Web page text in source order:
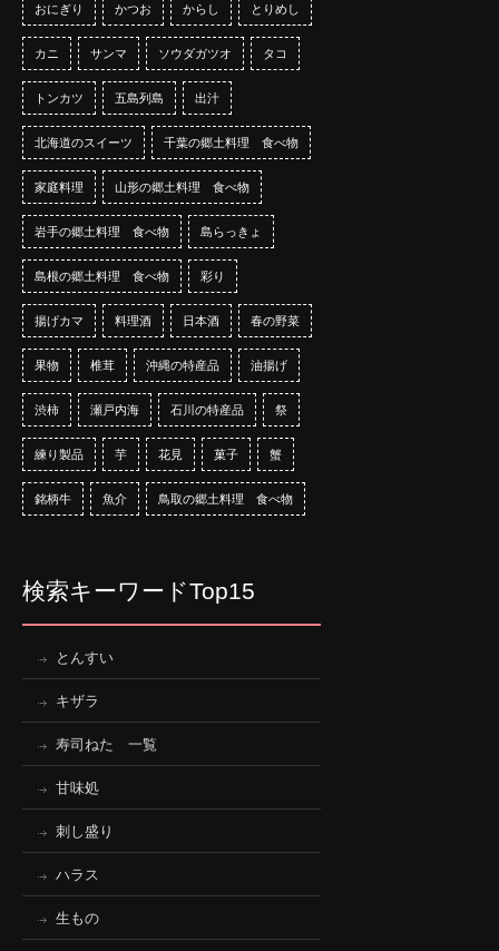
おにぎり かつお からし とりめし
カニ サンマ ソウダガツオ タコ
トンカツ 五島列島 出汁
北海道のスイーツ 千葉の郷土料理 食べ物
家庭料理 山形の郷土料理 食べ物
岩手の郷土料理 食べ物 島らっきょ
島根の郷土料理 食べ物 彩り
揚げカマ 料理酒 日本酒 春の野菜
果物 椎茸 沖縄の特産品 油揚げ
渋柿 瀬戸内海 石川の特産品 祭
練り製品 芋 花見 菓子 蟹
銘柄牛 魚介 鳥取の郷土料理 食べ物
検索キーワードTop15
とんすい
キザラ
寿司ねた 一覧
甘味処
刺し盛り
ハラス
生もの